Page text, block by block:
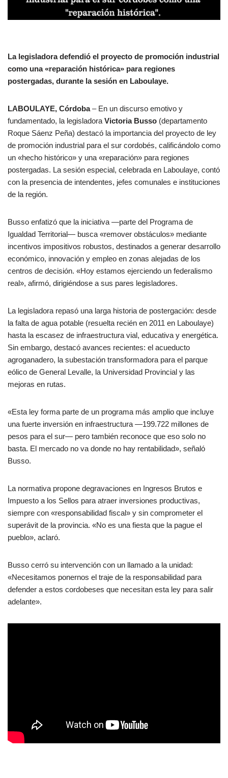
La legisladora defendió el proyecto de promoción industrial
como una «reparación histórica» para regiones
postergadas, durante la sesión en Laboulaye.
LABOULAYE, Córdoba– En un discurso emotivo y
fundamentado, la legisladora Victoria Busso (departamento
Roque Sáenz Peña) destacó la importancia del proyecto de ley
de promoción industrial para el sur cordobés, calificándolo como
un «hecho histórico» y una «reparación» para regiones
postergadas. La sesión especial, celebrada en Laboulaye, contó
con la presencia de intendentes, jefes comunales e instituciones
de la región.
Busso enfatizó que la iniciativa —parte del Programa de
Igualdad Territorial— busca «remover obstáculos» mediante
incentivos impositivos robustos, destinados a generar desarrollo
económico, innovación y empleo en zonas alejadas de los
centros de decisión. «Hoy estamos ejerciendo un federalismo
real», afirmó, dirigiéndose a sus pares legisladores.
La legisladora repasó una larga historia de postergación: desde
la falta de agua potable (resuelta recién en 2011 en Laboulaye)
hasta la escasez de infraestructura vial, educativa y energética.
Sin embargo, destacó avances recientes: el acueducto
agroganadero, la subestación transformadora para el parque
eólico de General Levalle, la Universidad Provincial y las
mejoras en rutas.
«Esta ley forma parte de un programa más amplio que incluye
una fuerte inversión en infraestructura —199.722 millones de
pesos para el sur— pero también reconoce que eso solo no
basta. El mercado no va donde no hay rentabilidad», señaló
Busso.
La normativa propone degravaciones en Ingresos Brutos e
Impuesto a los Sellos para atraer inversiones productivas,
siempre con «responsabilidad fiscal» y sin comprometer el
superávit de la provincia. «No es una fiesta que la pague el
pueblo», aclaró.
Busso cerró su intervención con un llamado a la unidad:
«Necesitamos ponernos el traje de la responsabilidad para
defender a estos cordobeses que necesitan esta ley para salir
adelante».